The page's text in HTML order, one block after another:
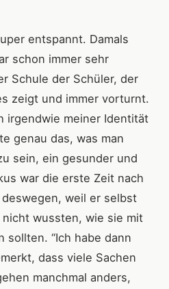
entspannt. Damals
schon immer sehr
Schule der Schüler, der
zeigt und immer vorturnt.
irgendwie meiner Identität
genau das, was man
sein, ein gesunder und
war die erste Zeit nach
weil er selbst
wussten, wie sie mit
sollten. “Ich habe dann
dass viele Sachen
manchmal anders,